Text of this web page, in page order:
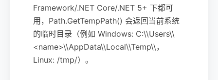
Framework/.NET Core/.NET 5+ 下都可
用，Path.GetTempPath() 会返回当前系统
的临时目录（例如 Windows: C:\\Users\\
<name>\\AppData\\Local\\Temp\\，
Linux: /tmp/）。